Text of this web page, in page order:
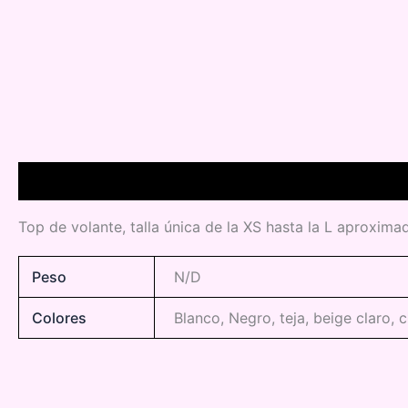
Top de volante, talla única de la XS hasta la L
Peso N/D
Colores Blanco, Negro, teja, beige claro,